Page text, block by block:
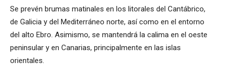
Se prevén brumas matinales en los litorales del Cantábrico,
de Galicia y del Mediterráneo norte, así como en el entorno
del alto Ebro. Asimismo, se mantendrá la calima en el oeste
peninsular y en Canarias, principalmente en las islas
orientales.